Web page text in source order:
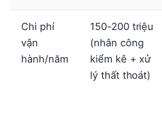
Chi phí
vận
hành/năm
150-200 triệu
(nhân công
kiểm kê + xử
lý thất thoát)